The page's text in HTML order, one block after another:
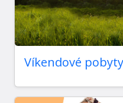
Víkendové